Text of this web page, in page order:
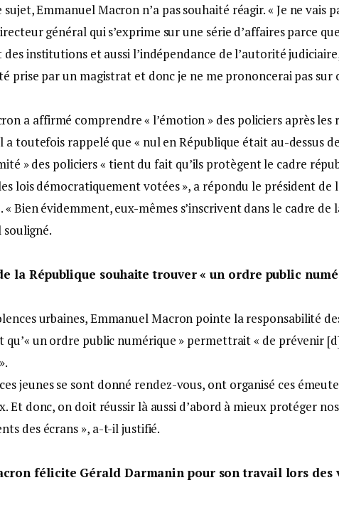
Emmanuel Macron n’a pas souhaité réagir. « Je ne vais
général qui s’exprime sur une série d’affaires parce
institutions et aussi l’indépendance de l’autorité
prise par un magistrat et donc je ne me prononcerai pas sur
a affirmé comprendre « l’émotion » des policiers après les
a toutefois rappelé que « nul en République était au-dessus
» des policiers « tient du fait qu’ils protègent le cadre
lois démocratiquement votées », a répondu le président de
« Bien évidemment, eux-mêmes s’inscrivent dans le cadre de
la République souhaite trouver « un ordre public
urbaines, Emmanuel Macron pointe la responsabilité
qu’« un ordre public numérique » permettrait « de prévenir
jeunes se sont donné rendez-vous, ont organisé ces
Et donc, on doit réussir là aussi d’abord à mieux protéger
des écrans », a-t-il justifié.
félicite Gérald Darmanin pour son travail lors des